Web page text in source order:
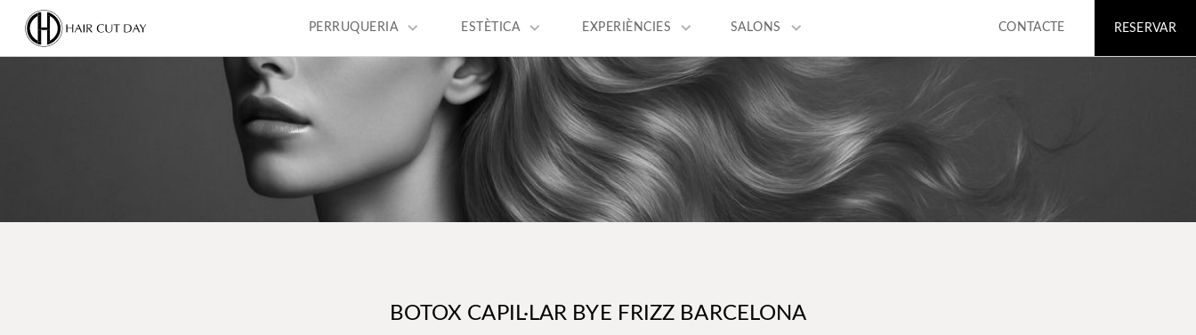
RESERVAR
CONTACTE
PERRUQUERIA keyboard_arrow_down ESTÈTICA keyboard_arrow_down EXPERIÈNCIES keyboard_arrow_down SALONS keyboard_arrow_down
BOTOX CAPIL·LAR BYE FRIZZ BARCELONA